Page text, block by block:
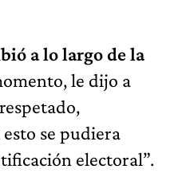
a lo largo de la
le dijo a
se pudiera
electoral”.